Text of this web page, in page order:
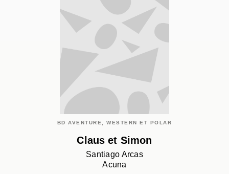
BD AVENTURE, WESTERN ET POLAR
Claus et Simon
Santiago Arcas
Acuna